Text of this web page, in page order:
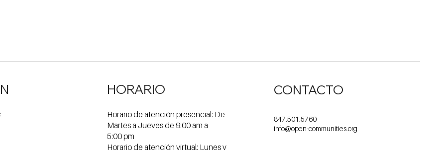
Horario de atención presencial: De
Martes a Jueves de 9:00 am a
5:00 pm
Horario de atención virtual: Lunes y
HORARIO CONTACTO
847.501.5760
info@open-communities.org